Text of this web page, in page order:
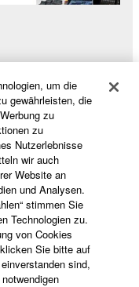
um die
gewährleisten, die
zu
zu
Nutzerlebnisse
wir auch
Website an
und Analysen.
stimmen Sie
Technologien zu.
von Cookies
Sie bitte auf
sind,